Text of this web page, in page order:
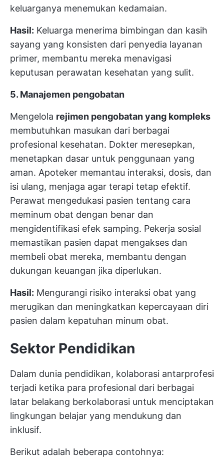
keluarganya menemukan kedamaian.
Hasil: Keluarga menerima bimbingan dan kasih
sayang yang konsisten dari penyedia layanan
primer, membantu mereka menavigasi
keputusan perawatan kesehatan yang sulit.
5. Manajemen pengobatan
Mengelola rejimen pengobatan yang kompleks
membutuhkan masukan dari berbagai
profesional kesehatan. Dokter meresepkan,
menetapkan dasar untuk penggunaan yang
aman. Apoteker memantau interaksi, dosis, dan
isi ulang, menjaga agar terapi tetap efektif.
Perawat mengedukasi pasien tentang cara
meminum obat dengan benar dan
mengidentifikasi efek samping. Pekerja sosial
memastikan pasien dapat mengakses dan
membeli obat mereka, membantu dengan
dukungan keuangan jika diperlukan.
Hasil: Mengurangi risiko interaksi obat yang
merugikan dan meningkatkan kepercayaan diri
pasien dalam kepatuhan minum obat.
Sektor Pendidikan
Dalam dunia pendidikan, kolaborasi antarprofesi
terjadi ketika para profesional dari berbagai
latar belakang berkolaborasi untuk menciptakan
lingkungan belajar yang mendukung dan
inklusif.
Berikut adalah beberapa contohnya: